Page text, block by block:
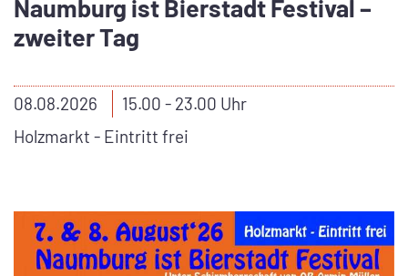
Naumburg ist Bierstadt Festival –
zweiter Tag
08.08.2026
15.00 - 23.00 Uhr
Holzmarkt - Eintritt frei